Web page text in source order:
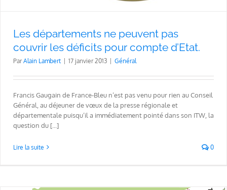
Les départements ne peuvent pas
couvrir les déficits pour compte d’Etat.
ParAlain Lambert | 17 janvier 2013 | Général
Francis Gaugain de France-Bleu n’est pas venu pour rien au Conseil
Général, au déjeuner de vœux de la presse régionale et
départementale puisqu’il a immédiatement pointé dans son ITW, la
question du [...]
Lire la suite 0